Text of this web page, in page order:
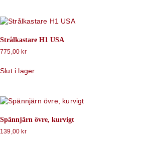
Strålkastare H1 USA
775,00 kr
Slut i lager
Spännjärn övre, kurvigt
139,00 kr